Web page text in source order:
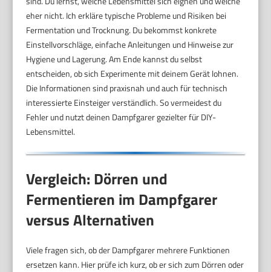
eher nicht. Ich erkläre typische Probleme und Risiken bei
Fermentation und Trocknung. Du bekommst konkrete
Einstellvorschläge, einfache Anleitungen und Hinweise zur
Hygiene und Lagerung. Am Ende kannst du selbst
entscheiden, ob sich Experimente mit deinem Gerät lohnen.
Die Informationen sind praxisnah und auch für technisch
interessierte Einsteiger verständlich. So vermeidest du
Fehler und nutzt deinen Dampfgarer gezielter für DIY-
Lebensmittel.
Vergleich: Dörren und
Fermentieren im Dampfgarer
versus Alternativen
Viele fragen sich, ob der Dampfgarer mehrere Funktionen
ersetzen kann. Hier prüfe ich kurz, ob er sich zum Dörren oder